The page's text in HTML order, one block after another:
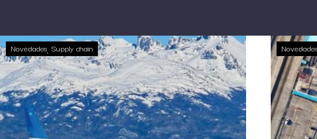
Novedades Supply chain Novedades